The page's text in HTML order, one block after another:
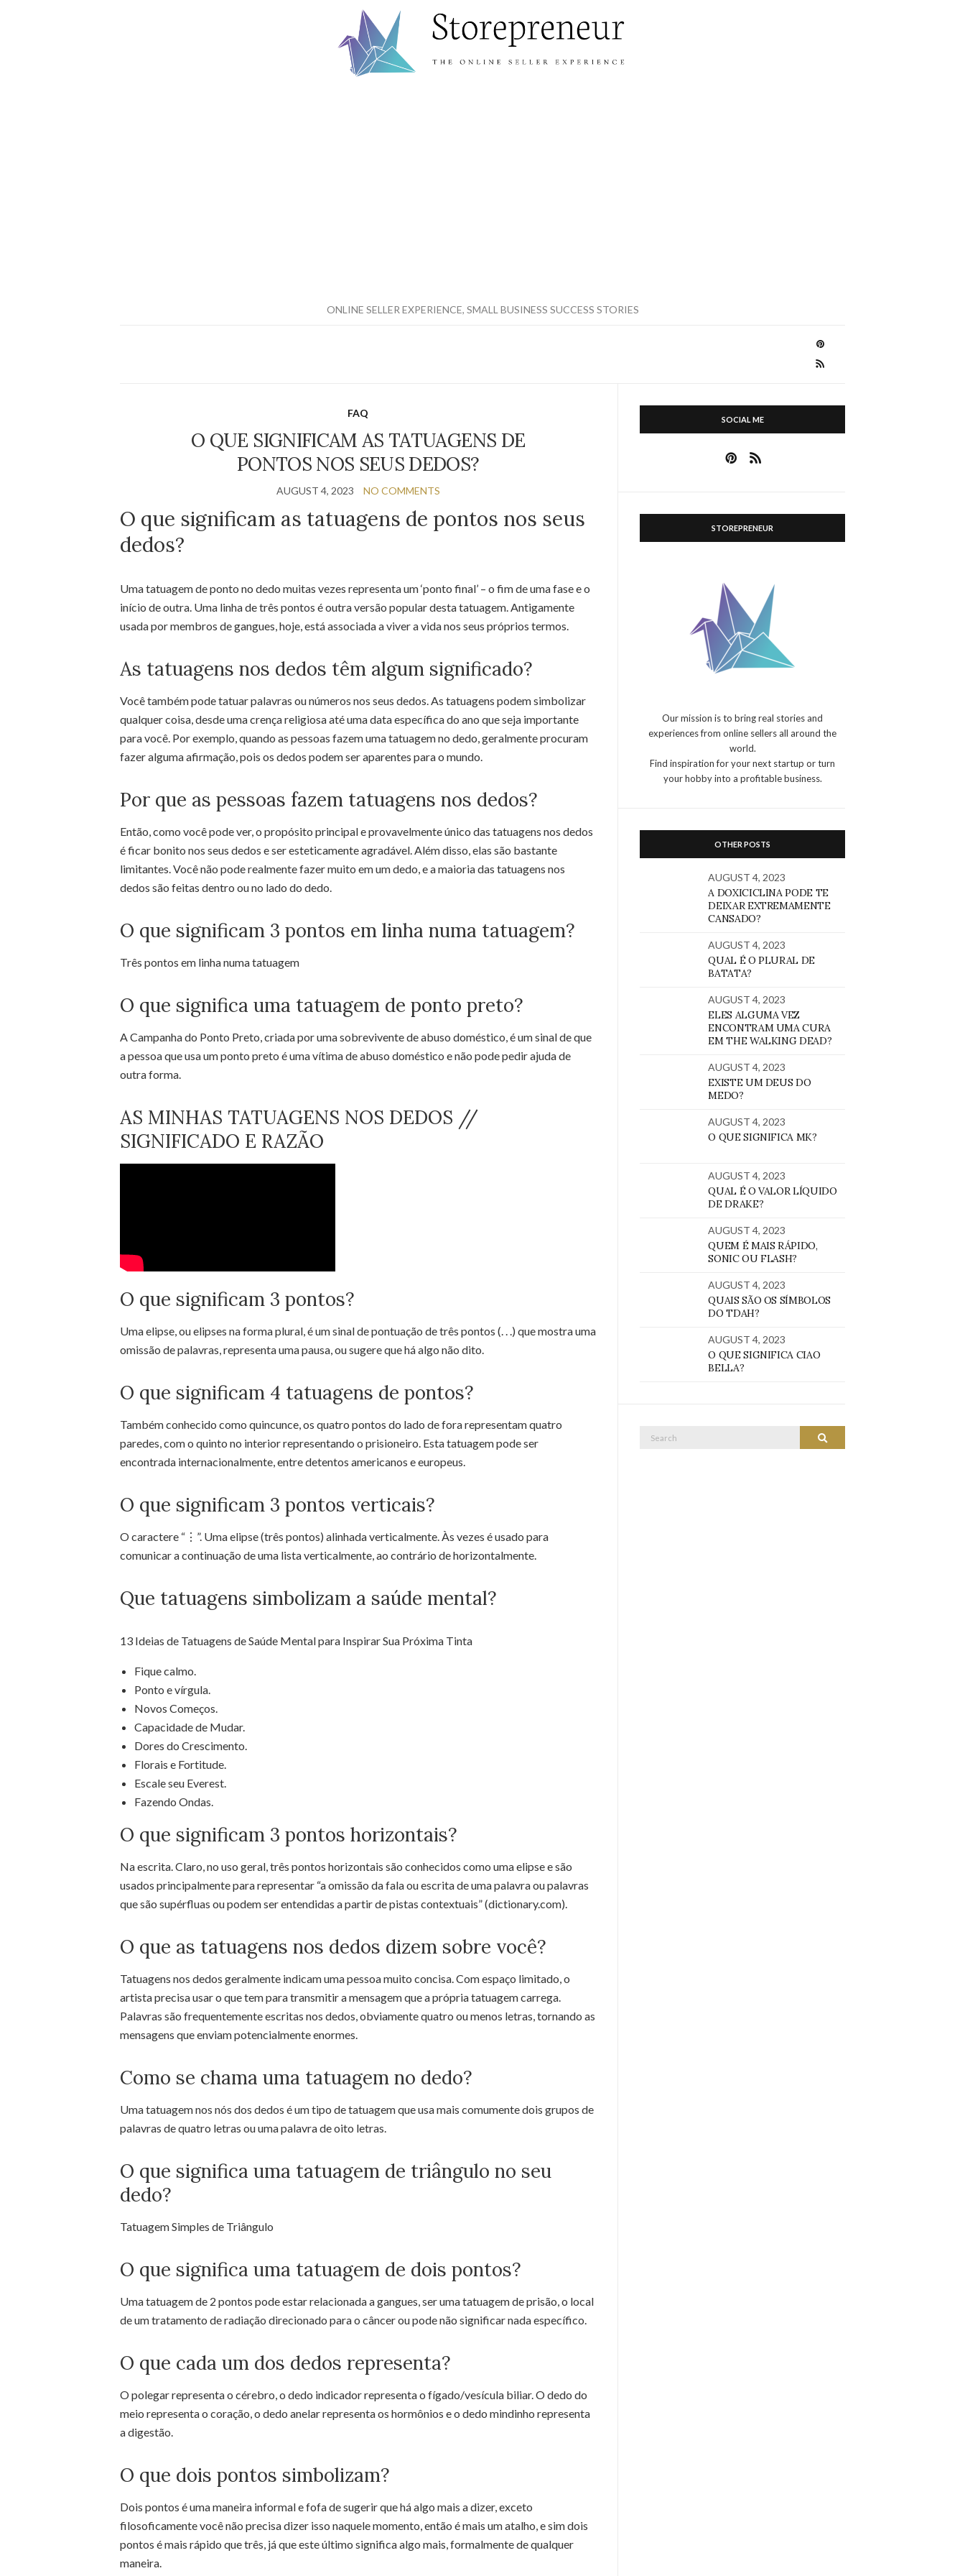
ONLINE SELLER EXPERIENCE, SMALL BUSINESS SUCCESS STORIES
FAQ
O QUE SIGNIFICAM AS TATUAGENS DE
PONTOS NOS SEUS DEDOS?
AUGUST 4, 2023 NO COMMENTS
O que significam as tatuagens de pontos nos seus
dedos?
Uma tatuagem de ponto no dedo muitas vezes representa um ‘ponto final’ – o fim de uma fase e o
início de outra. Uma linha de três pontos é outra versão popular desta tatuagem. Antigamente
usada por membros de gangues, hoje, está associada a viver a vida nos seus próprios termos.
As tatuagens nos dedos têm algum significado?
Você também pode tatuar palavras ou números nos seus dedos. As tatuagens podem simbolizar
qualquer coisa, desde uma crença religiosa até uma data específica do ano que seja importante
para você. Por exemplo, quando as pessoas fazem uma tatuagem no dedo, geralmente procuram
fazer alguma afirmação, pois os dedos podem ser aparentes para o mundo.
Por que as pessoas fazem tatuagens nos dedos?
Então, como você pode ver, o propósito principal e provavelmente único das tatuagens nos dedos
é ficar bonito nos seus dedos e ser esteticamente agradável. Além disso, elas são bastante
limitantes. Você não pode realmente fazer muito em um dedo, e a maioria das tatuagens nos
dedos são feitas dentro ou no lado do dedo.
O que significam 3 pontos em linha numa tatuagem?
Três pontos em linha numa tatuagem
O que significa uma tatuagem de ponto preto?
A Campanha do Ponto Preto, criada por uma sobrevivente de abuso doméstico, é um sinal de que
a pessoa que usa um ponto preto é uma vítima de abuso doméstico e não pode pedir ajuda de
outra forma.
AS MINHAS TATUAGENS NOS DEDOS //
SIGNIFICADO E RAZÃO
O que significam 3 pontos?
Uma elipse, ou elipses na forma plural, é um sinal de pontuação de três pontos (. . .) que mostra uma
omissão de palavras, representa uma pausa, ou sugere que há algo não dito.
O que significam 4 tatuagens de pontos?
Também conhecido como quincunce, os quatro pontos do lado de fora representam quatro
paredes, com o quinto no interior representando o prisioneiro. Esta tatuagem pode ser
encontrada internacionalmente, entre detentos americanos e europeus.
O que significam 3 pontos verticais?
O caractere “⋮”. Uma elipse (três pontos) alinhada verticalmente. Às vezes é usado para
comunicar a continuação de uma lista verticalmente, ao contrário de horizontalmente.
Que tatuagens simbolizam a saúde mental?
13 Ideias de Tatuagens de Saúde Mental para Inspirar Sua Próxima Tinta
Fique calmo.
Ponto e vírgula.
Novos Começos.
Capacidade de Mudar.
Dores do Crescimento.
Florais e Fortitude.
Escale seu Everest.
Fazendo Ondas.
O que significam 3 pontos horizontais?
Na escrita. Claro, no uso geral, três pontos horizontais são conhecidos como uma elipse e são
usados principalmente para representar “a omissão da fala ou escrita de uma palavra ou palavras
que são supérfluas ou podem ser entendidas a partir de pistas contextuais” (dictionary.com).
O que as tatuagens nos dedos dizem sobre você?
Tatuagens nos dedos geralmente indicam uma pessoa muito concisa. Com espaço limitado, o
artista precisa usar o que tem para transmitir a mensagem que a própria tatuagem carrega.
Palavras são frequentemente escritas nos dedos, obviamente quatro ou menos letras, tornando as
mensagens que enviam potencialmente enormes.
Como se chama uma tatuagem no dedo?
Uma tatuagem nos nós dos dedos é um tipo de tatuagem que usa mais comumente dois grupos de
palavras de quatro letras ou uma palavra de oito letras.
O que significa uma tatuagem de triângulo no seu
dedo?
Tatuagem Simples de Triângulo
O que significa uma tatuagem de dois pontos?
Uma tatuagem de 2 pontos pode estar relacionada a gangues, ser uma tatuagem de prisão, o local
de um tratamento de radiação direcionado para o câncer ou pode não significar nada específico.
O que cada um dos dedos representa?
O polegar representa o cérebro, o dedo indicador representa o fígado/vesícula biliar. O dedo do
meio representa o coração, o dedo anelar representa os hormônios e o dedo mindinho representa
a digestão.
O que dois pontos simbolizam?
Dois pontos é uma maneira informal e fofa de sugerir que há algo mais a dizer, exceto
filosoficamente você não precisa dizer isso naquele momento, então é mais um atalho, e sim dois
pontos é mais rápido que três, já que este último significa algo mais, formalmente de qualquer
maneira.
SOCIAL ME
STOREPRENEUR
Our mission is to bring real stories and
experiences from online sellers all around the
world.
Find inspiration for your next startup or turn
your hobby into a profitable business.
OTHER POSTS
AUGUST 4, 2023
A DOXICICLINA PODE TE
DEIXAR EXTREMAMENTE
CANSADO?
AUGUST 4, 2023
QUAL É O PLURAL DE
BATATA?
AUGUST 4, 2023
ELES ALGUMA VEZ
ENCONTRAM UMA CURA
EM THE WALKING DEAD?
AUGUST 4, 2023
EXISTE UM DEUS DO
MEDO?
AUGUST 4, 2023
O QUE SIGNIFICA MK?
AUGUST 4, 2023
QUAL É O VALOR LÍQUIDO
DE DRAKE?
AUGUST 4, 2023
QUEM É MAIS RÁPIDO,
SONIC OU FLASH?
AUGUST 4, 2023
QUAIS SÃO OS SÍMBOLOS
DO TDAH?
AUGUST 4, 2023
O QUE SIGNIFICA CIAO
BELLA?
SEARCH